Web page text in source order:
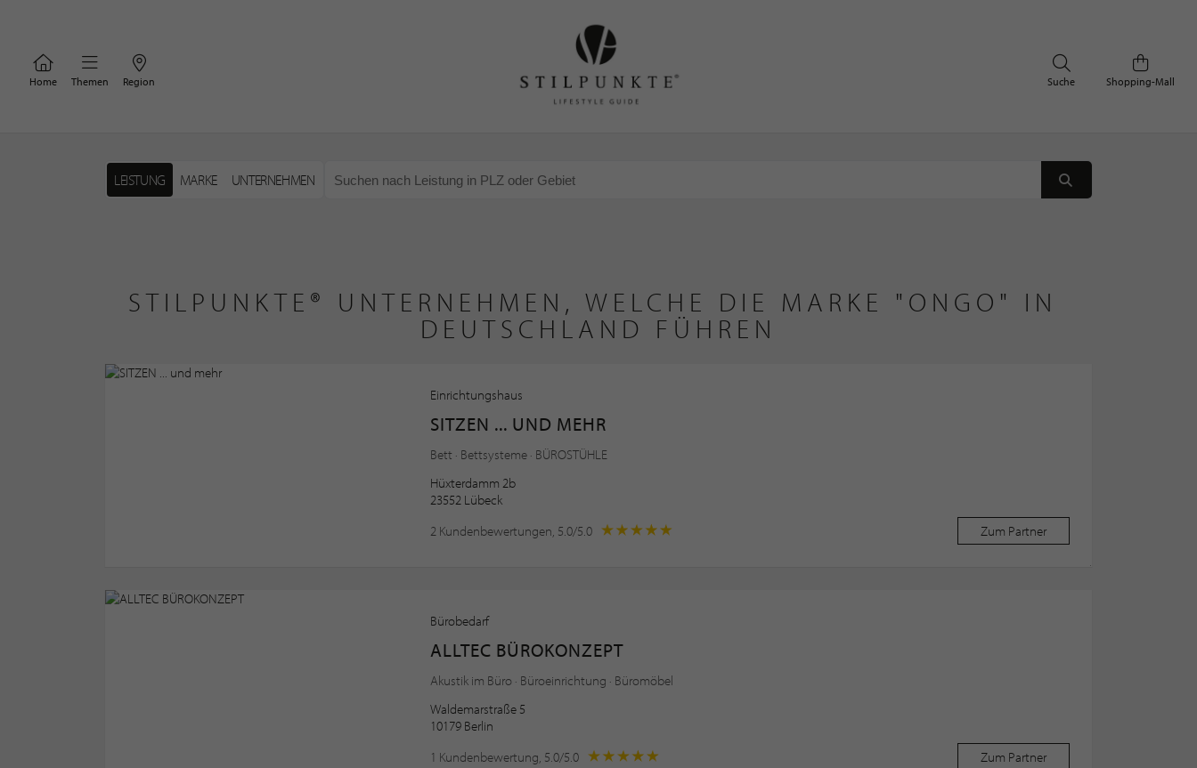
Home Themen Region Shopping-Mall
Suche
LEISTUNG MARKE UNTERNEHMEN
STILPUNKTE® UNTERNEHMEN, WELCHE DIE MARKE "ONGO" IN
DEUTSCHLAND FÜHREN
Einrichtungshaus
SITZEN ... UND MEHR
Bett · Bettsysteme · BÜROSTÜHLE
Hüxterdamm 2b
23552 Lübeck
2 Kundenbewertungen, 5.0/5.0
Zum Partner
Bürobedarf
ALLTEC BÜROKONZEPT
Akustik im Büro · Büroeinrichtung · Büromöbel
Waldemarstraße 5
10179 Berlin
1 Kundenbewertung, 5.0/5.0
Zum Partner